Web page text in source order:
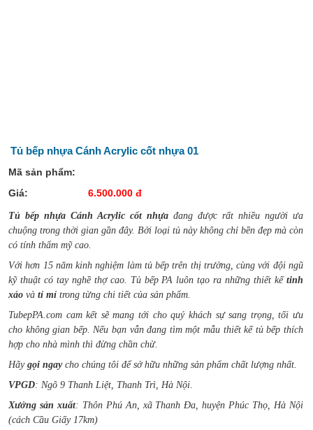
Tủ bếp nhựa Cánh Acrylic cốt nhựa 01
Mã sản phẩm:
Giá:
6.500.000 đ
Tủ bếp nhựa Cánh Acrylic cốt nhựa đang được rất nhiều người ưa
chuộng trong thời gian gần đây. Bởi loại tủ này không chỉ bền đẹp mà còn
có tính thẩm mỹ cao.
Với hơn 15 năm kinh nghiệm làm tủ bếp trên thị trường, cùng với đội ngũ
kỹ thuật có tay nghề thợ cao. Tủ bếp PA luôn tạo ra những thiết kế tinh
xảo và tỉ mỉ trong từng chi tiết của sản phẩm.
TubepPA.com cam kết sẽ mang tới cho quý khách sự sang trọng, tối ưu
cho không gian bếp. Nếu bạn vẫn đang tìm một mẫu thiết kế tủ bếp thích
hợp cho nhà mình thì đừng chần chừ.
Hãy gọi ngaycho chúng tôi để sở hữu những sản phẩm chất lượng nhất.
VPGD: Ngõ 9 Thanh Liệt, Thanh Trì, Hà Nội.
Xưởng sản xuất: Thôn Phú An, xã Thanh Đa, huyện Phúc Thọ, Hà Nội
(cách Cầu Giấy 17km)